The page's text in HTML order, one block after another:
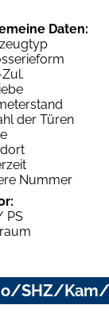
Daten:
der Türen
Nummer
PS
SHZ/